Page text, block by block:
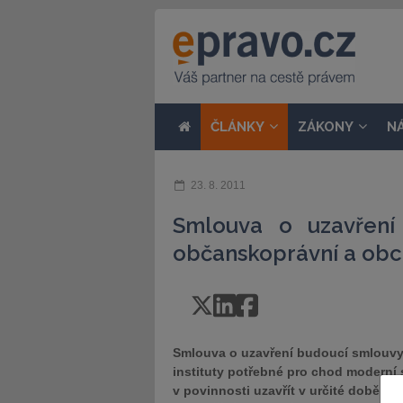
ČLÁNKY ZÁKONY
23. 8. 2011
Smlouva o
občanskoprávní a
Smlouva o uzavření budoucí
instituty potřebné pro chod moderní
v povinnosti uzavřít v určité době